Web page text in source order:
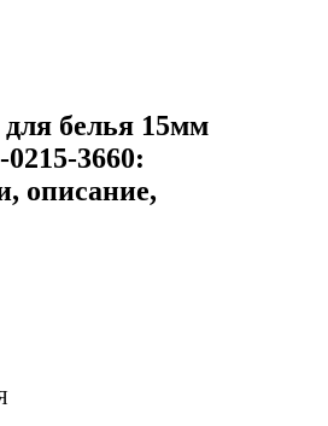
белья 15мм
3660:
описание,